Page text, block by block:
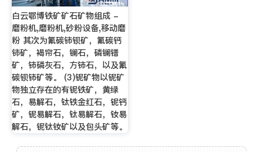
白云鄂博铁矿矿石矿物组成 -
磨粉机,磨粉机,砂粉设备,移动磨
粉 其次为氟碳铈钡矿，氟碳钙
铈矿，褐帘石，镧石，磷镧镨
矿，铈磷灰石，方铈石，以及氟
碳钡铈矿等。 (3)铌矿物以铌矿
物独立存在的有铌铁矿，黄绿
石，易解石，钛铁金红石，铌钙
矿，铌易解石，钛易解石，钕易
解石，铌钛钕矿以及包头矿等。